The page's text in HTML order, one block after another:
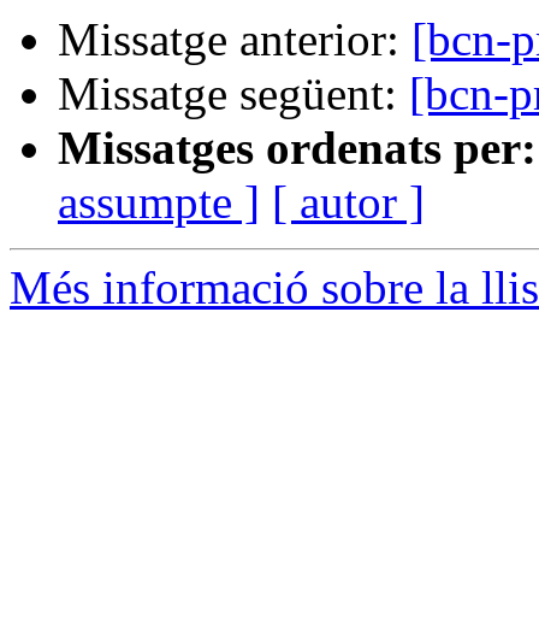
Missatge anterior: [bcn-
Missatge següent: [bcn-
Missatges ordenats per:
assumpte ] [ autor ]
Més informació sobre la